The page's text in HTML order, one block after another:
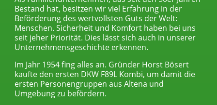
Bestand hat, besitzen wir viel Erfahrung in der
Beförderung des wertvollsten Guts der Welt:
Menschen. Sicherheit und Komfort haben bei uns
seit jeher Priorität. Dies lässt sich auch in unserer
Unternehmensgeschichte erkennen.
Im Jahr 1954 fing alles an. Gründer Horst Bösert
kaufte den ersten DKW F89L Kombi, um damit die
ersten Personengruppen aus Altena und
Umgebung zu befördern.